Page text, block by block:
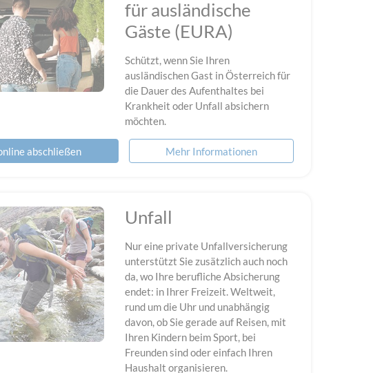
für ausländische
Gäste (EURA)
Schützt, wenn Sie Ihren
ausländischen Gast in Österreich für
die Dauer des Aufenthaltes bei
Krankheit oder Unfall absichern
möchten.
abschließen Mehr Informationen
Unfall
Nur eine private Unfallversicherung
unterstützt Sie zusätzlich auch noch
da, wo Ihre berufliche Absicherung
endet: in Ihrer Freizeit. Weltweit,
rund um die Uhr und unabhängig
davon, ob Sie gerade auf Reisen, mit
Ihren Kindern beim Sport, bei
Freunden sind oder einfach Ihren
Haushalt organisieren.